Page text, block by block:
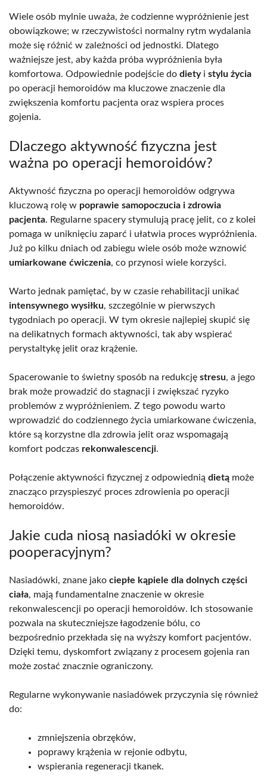
Wiele osób mylnie uważa, że codzienne wypróżnienie jest
obowiązkowe; w rzeczywistości normalny rytm wydalania
może się różnić w zależności od jednostki. Dlatego
ważniejsze jest, aby każda próba wypróżnienia była
komfortowa. Odpowiednie podejście do dietyi stylu życia
po operacji hemoroidów ma kluczowe znaczenie dla
zwiększenia komfortu pacjenta oraz wspiera proces
gojenia.
Dlaczego aktywność fizyczna jest
ważna po operacji hemoroidów?
Aktywność fizyczna po operacji hemoroidów odgrywa
kluczową rolę w poprawie samopoczucia i zdrowia
pacjenta. Regularne spacery stymulują pracę jelit, co z kolei
pomaga w uniknięciu zaparć i ułatwia proces wypróżnienia.
Już po kilku dniach od zabiegu wiele osób może wznowić
umiarkowane ćwiczenia, co przynosi wiele korzyści.
Warto jednak pamiętać, by w czasie rehabilitacji unikać
intensywnego wysiłku, szczególnie w pierwszych
tygodniach po operacji. W tym okresie najlepiej skupić się
na delikatnych formach aktywności, tak aby wspierać
perystaltykę jelit oraz krążenie.
Spacerowanie to świetny sposób na redukcję stresu, a jego
brak może prowadzić do stagnacji i zwiększać ryzyko
problemów z wypróżnieniem. Z tego powodu warto
wprowadzić do codziennego życia umiarkowane ćwiczenia,
które są korzystne dla zdrowia jelit oraz wspomagają
komfort podczas rekonwalescencji.
Połączenie aktywności fizycznej z odpowiednią dietą może
znacząco przyspieszyć proces zdrowienia po operacji
hemoroidów.
Jakie cuda niosą nasiadóki w okresie
pooperacyjnym?
Nasiadówki, znane jako ciepłe kąpiele dla dolnych części
ciała, mają fundamentalne znaczenie w okresie
rekonwalescencji po operacji hemoroidów. Ich stosowanie
pozwala na skuteczniejsze łagodzenie bólu, co
bezpośrednio przekłada się na wyższy komfort pacjentów.
Dzięki temu, dyskomfort związany z procesem gojenia ran
może zostać znacznie ograniczony.
Regularne wykonywanie nasiadówek przyczynia się również
do:
zmniejszenia obrzęków,
poprawy krążenia w rejonie odbytu,
wspierania regeneracji tkanek.